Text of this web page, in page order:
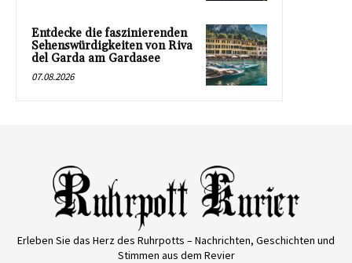
Entdecke die faszinierenden
Sehenswürdigkeiten von Riva
del Garda am Gardasee
07.08.2026
Erleben Sie das Herz des Ruhrpotts – Nachrichten, Geschichten und
Stimmen aus dem Revier